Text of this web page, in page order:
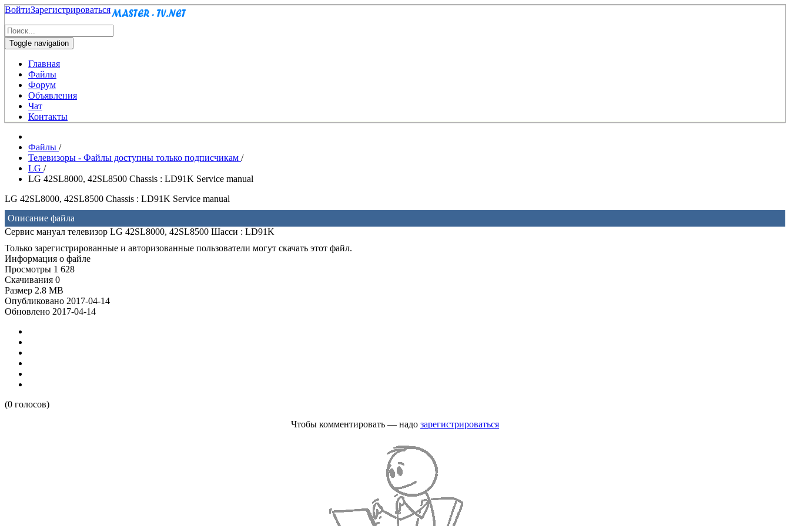
ВойтиЗарегистрироваться
Toggle navigation
Главная
Файлы
Форум
Объявления
Чат
Контакты
Файлы /
Телевизоры - Файлы доступны только подписчикам /
LG /
LG 42SL8000, 42SL8500 Chassis : LD91K Service manual
LG 42SL8000, 42SL8500 Chassis : LD91K Service manual
Описание файла
Сервис мануал телевизор LG 42SL8000, 42SL8500 Шасси : LD91K
Только зарегистрированные и авторизованные пользователи могут скачать этот файл.
Информация о файле
Просмотры 1 628
Скачивания 0
Размер 2.8 MB
Опубликовано 2017-04-14
Обновлено 2017-04-14
(0 голосов)
Чтобы комментировать — надо зарегистрироваться